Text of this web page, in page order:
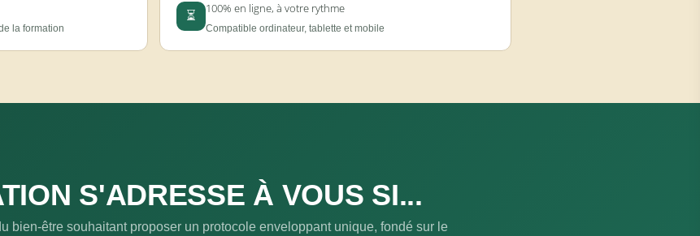
la formation
⏳
100% en ligne, à votre rythme
Compatible ordinateur, tablette et mobile
S'ADRESSE À VOUS SI...
bien-être souhaitant proposer un protocole enveloppant unique, fondé sur le